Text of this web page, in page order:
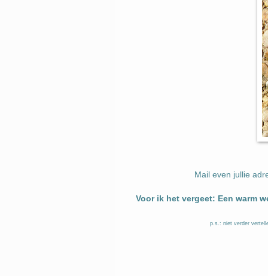
Mail even jullie
Voor ik het vergeet: Een warm
p.s.: niet verder